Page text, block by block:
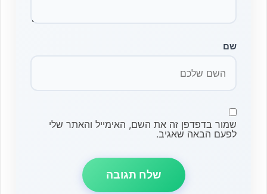
שם
שמור בדפדפן זה את השם, האימייל והאתר שלי
לפעם הבאה שאגיב.